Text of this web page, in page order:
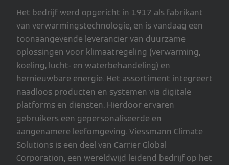
Het bedrijf werd opgericht in 1917 als fabrikant
van verwarmingstechnologie, en is vandaag een
toonaangevende leverancier van duurzame
oplossingen voor klimaatregeling (verwarming,
koeling, lucht- en waterbehandeling) en
hernieuwbare energie. Het assortiment integreert
naadloos producten en systemen via digitale
platforms en diensten. Hierdoor ervaren
gebruikers een gepersonaliseerde en
aangenamere leefomgeving. Viessmann Climate
Solutions is een deel van Carrier Global
Corporation, een wereldwijd leidend bedrijf op het